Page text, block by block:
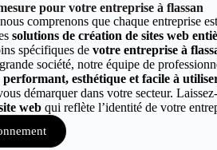
pour votre entreprise à flassan
comprenons que chaque entreprise
solutions de création de sites web
spécifiques de votre entreprise à
société, notre équipe de
esthétique et facile à
démarquer dans votre secteur.
web qui reflète l’identité de votre